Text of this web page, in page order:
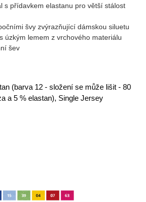
s přídavkem elastanu pro větší stálost
švy zvýrazňující dámskou siluetu
úzkým lemem z vrchového materiálu
šev
(barva 12 - složení se může lišit - 80
a 5 % elastan), Single Jersey